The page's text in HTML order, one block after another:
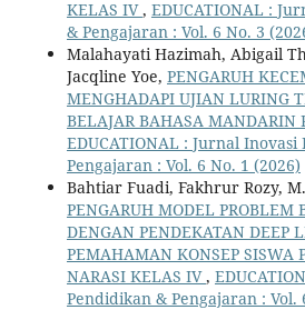
KELAS IV, EDUCATIONAL :
& Pengajaran : Vol. 6 No. 3
Malahayati Hazimah, Abigail
Jacqline Yoe, PENGARUH
MENGHADAPI UJIAN LURING
BELAJAR BAHASA MANDARIN
EDUCATIONAL : Jurnal
Pengajaran : Vol. 6 No. 1 (2026)
Bahtiar Fuadi, Fakhrur Rozy,
PENGARUH MODEL PROBLEM
DENGAN PENDEKATAN DEEP
PEMAHAMAN KONSEP SISWA
NARASI KELAS IV,
Pendidikan & Pengajaran : Vol.